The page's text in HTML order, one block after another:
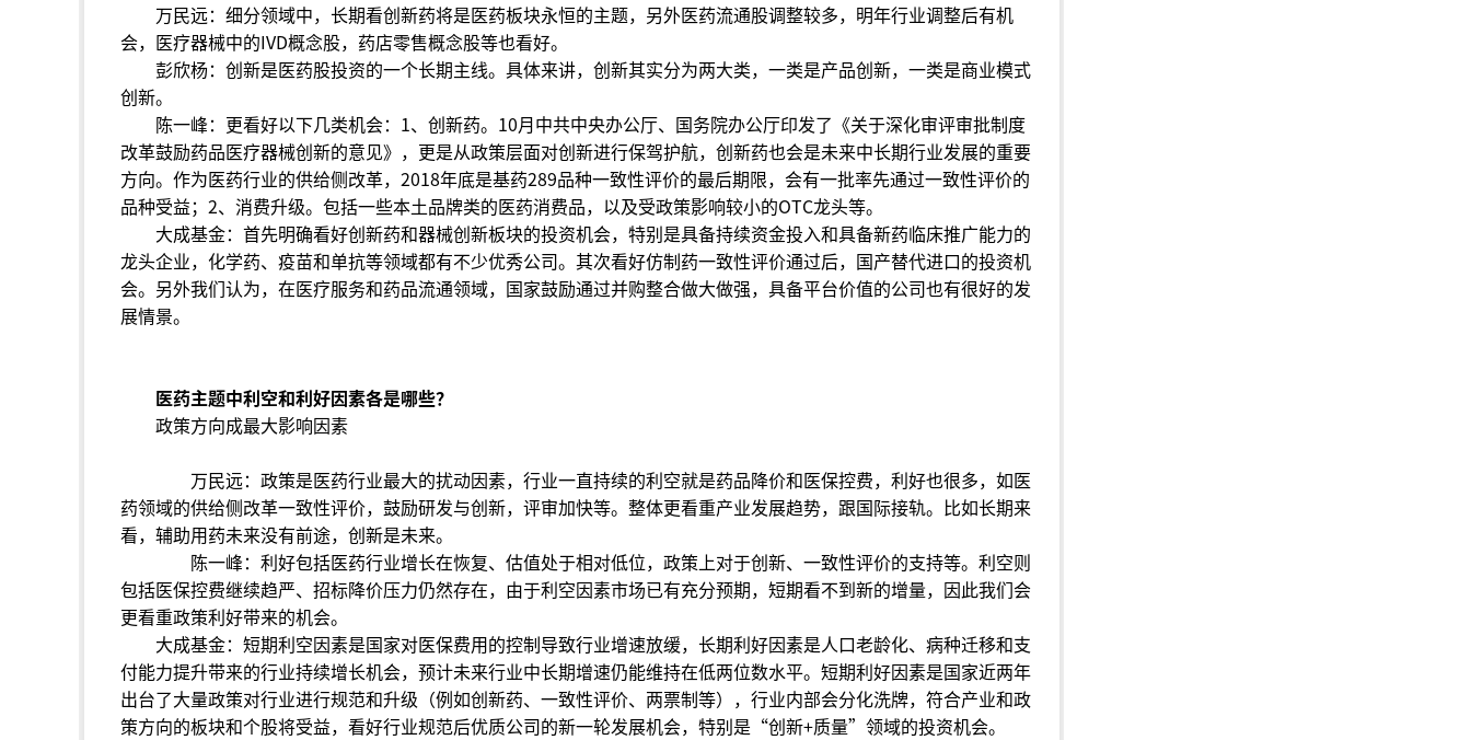
万民远：细分领域中，长期看创新药将是医药板块永恒的主题，另外医药流通股调整较多，明年行业调整后有机
会，医疗器械中的IVD概念股，药店零售概念股等也看好。
彭欣杨：创新是医药股投资的一个长期主线。具体来讲，创新其实分为两大类，一类是产品创新，一类是商业模式
创新。
陈一峰：更看好以下几类机会：1、创新药。10月中共中央办公厅、国务院办公厅印发了《关于深化审评审批制度
改革鼓励药品医疗器械创新的意见》，更是从政策层面对创新进行保驾护航，创新药也会是未来中长期行业发展的重要
方向。作为医药行业的供给侧改革，2018年底是基药289品种一致性评价的最后期限，会有一批率先通过一致性评价的
品种受益；2、消费升级。包括一些本土品牌类的医药消费品，以及受政策影响较小的OTC龙头等。
大成基金：首先明确看好创新药和器械创新板块的投资机会，特别是具备持续资金投入和具备新药临床推广能力的
龙头企业，化学药、疫苗和单抗等领域都有不少优秀公司。其次看好仿制药一致性评价通过后，国产替代进口的投资机
会。另外我们认为，在医疗服务和药品流通领域，国家鼓励通过并购整合做大做强，具备平台价值的公司也有很好的发
展情景。
医药主题中利空和利好因素各是哪些？
政策方向成最大影响因素
万民远：政策是医药行业最大的扰动因素，行业一直持续的利空就是药品降价和医保控费，利好也很多，如医
药领域的供给侧改革一致性评价，鼓励研发与创新，评审加快等。整体更看重产业发展趋势，跟国际接轨。比如长期来
看，辅助用药未来没有前途，创新是未来。
陈一峰：利好包括医药行业增长在恢复、估值处于相对低位，政策上对于创新、一致性评价的支持等。利空则
包括医保控费继续趋严、招标降价压力仍然存在，由于利空因素市场已有充分预期，短期看不到新的增量，因此我们会
更看重政策利好带来的机会。
大成基金：短期利空因素是国家对医保费用的控制导致行业增速放缓，长期利好因素是人口老龄化、病种迁移和支
付能力提升带来的行业持续增长机会，预计未来行业中长期增速仍能维持在低两位数水平。短期利好因素是国家近两年
出台了大量政策对行业进行规范和升级（例如创新药、一致性评价、两票制等），行业内部会分化洗牌，符合产业和政
策方向的板块和个股将受益，看好行业规范后优质公司的新一轮发展机会，特别是“创新+质量”领域的投资机会。